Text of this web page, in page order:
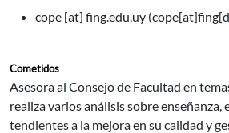
cope [at] fing.edu.uy
Cometidos
Asesora al Consejo de Facultad en
realiza varios análisis sobre
tendientes a la mejora en su calidad y